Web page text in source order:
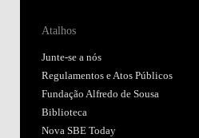
Atalhos
Junte-se a nós
Regulamentos e Atos Públicos
Fundação Alfredo de Sousa
Biblioteca
Nova SBE Today